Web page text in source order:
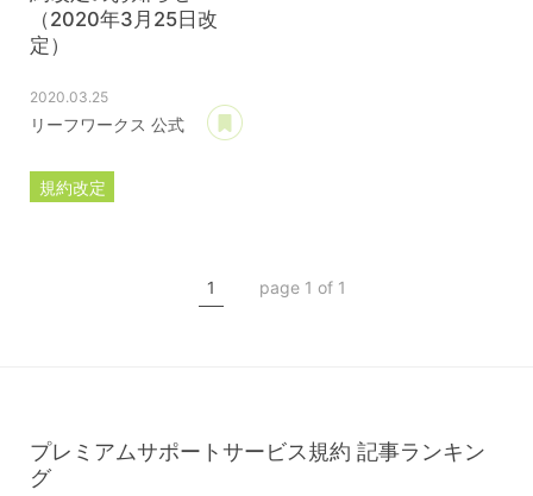
（2020年3月25日改
定）
2020.03.25
リーフワークス 公式
規約改定
1 page 1 of 1
プレミアムサポートサービス規約 記事ランキン
グ